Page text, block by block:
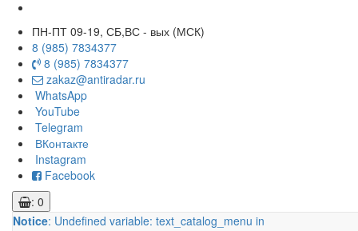
ПН-ПТ 09-19, СБ,ВС - вых (МСК)
8 (985) 7834377
8 (985) 7834377
zakaz@antiradar.ru
WhatsApp
YouTube
Telegram
ВКонтакте
Instagram
Facebook
: 0
Notice: Undefined variable: text_catalog_menu in